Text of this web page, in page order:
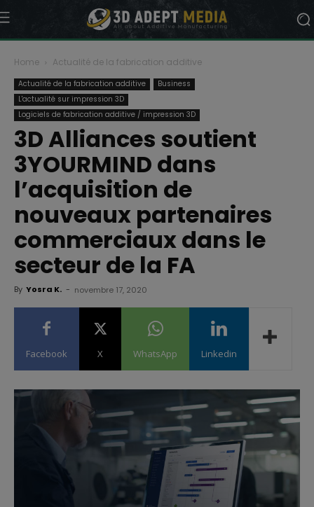
Home Actualité de la fabrication additive
Actualité de la fabrication additive
Business
L'actualité sur impression 3D
Logiciels de fabrication additive / impression 3D
3D Alliances soutient
3YOURMIND dans
l’acquisition de
nouveaux partenaires
commerciaux dans le
secteur de la FA
By Yosra K. - novembre 17, 2020
Facebook X WhatsApp Linkedin